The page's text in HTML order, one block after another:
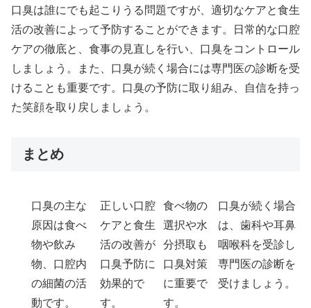
口臭は誰にでも起こりうる問題ですが、適切なケアと食生
活の改善によって予防することができます。日常的な口腔
ケアの徹底と、食事の見直しを行い、口臭をコントロール
しましょう。また、口臭が続く場合には専門医の診断を受
けることも重要です。口臭の予防に取り組み、自信を持っ
た笑顔を取り戻しましょう。
まとめ
口臭の主な
原因は食べ
物や飲み
物、口腔内
の細菌の活
動です。
正しい口腔
ケアと食生
活の改善が
口臭予防に
効果的で
す。
食べ物の
選択や水
分摂取も
口臭対策
に重要で
す。
口臭が続く場合
は、歯科や耳鼻
咽喉科を受診し
専門医の診断を
受けましょう。